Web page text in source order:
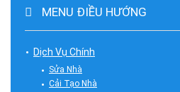
MENU ĐIỀU HƯỚNG
Dịch Vụ Chính
Sửa Nhà
Cải Tạo Nhà